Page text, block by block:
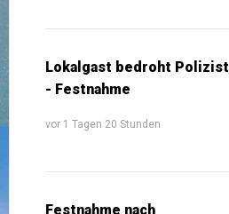
Lokalgast bedroht
- Festnahme
vor 1 Tagen 20 Stunden
Festnahme nach